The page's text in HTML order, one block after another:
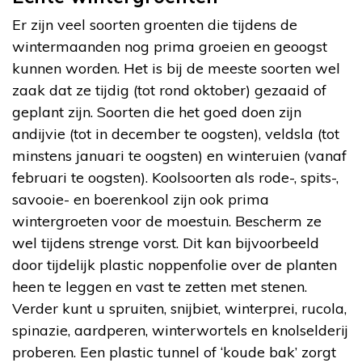
Er zijn veel soorten groenten die tijdens de
wintermaanden nog prima groeien en geoogst
kunnen worden. Het is bij de meeste soorten wel
zaak dat ze tijdig (tot rond oktober) gezaaid of
geplant zijn. Soorten die het goed doen zijn
andijvie (tot in december te oogsten), veldsla (tot
minstens januari te oogsten) en winteruien (vanaf
februari te oogsten). Koolsoorten als rode-, spits-,
savooie- en boerenkool zijn ook prima
wintergroeten voor de moestuin. Bescherm ze
wel tijdens strenge vorst. Dit kan bijvoorbeeld
door tijdelijk plastic noppenfolie over de planten
heen te leggen en vast te zetten met stenen.
Verder kunt u spruiten, snijbiet, winterprei, rucola,
spinazie, aardperen, winterwortels en knolselderij
proberen. Een plastic tunnel of ‘koude bak’ zorgt